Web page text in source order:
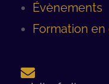
Évènements
Formation